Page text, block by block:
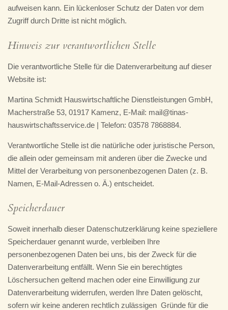
aufweisen kann. Ein lückenloser Schutz der Daten vor dem
Zugriff durch Dritte ist nicht möglich.
Hinweis zur verantwortlichen Stelle
Die verantwortliche Stelle für die Datenverarbeitung auf dieser
Website ist:
Martina Schmidt Hauswirtschaftliche Dienstleistungen GmbH,
Macherstraße 53, 01917 Kamenz, E-Mail: mail@tinas-
hauswirtschaftsservice.de | Telefon: 03578 7868884.
Verantwortliche Stelle ist die natürliche oder juristische Person,
die allein oder gemeinsam mit anderen über die Zwecke und
Mittel der Verarbeitung von personenbezogenen Daten (z. B.
Namen, E-Mail-Adressen o. Ä.) entscheidet.
Speicherdauer
Soweit innerhalb dieser Datenschutzerklärung keine speziellere
Speicherdauer genannt wurde, verbleiben Ihre
personenbezogenen Daten bei uns, bis der Zweck für die
Datenverarbeitung entfällt. Wenn Sie ein berechtigtes
Löschersuchen geltend machen oder eine Einwilligung zur
Datenverarbeitung widerrufen, werden Ihre Daten gelöscht,
sofern wir keine anderen rechtlich zulässigen Gründe für die